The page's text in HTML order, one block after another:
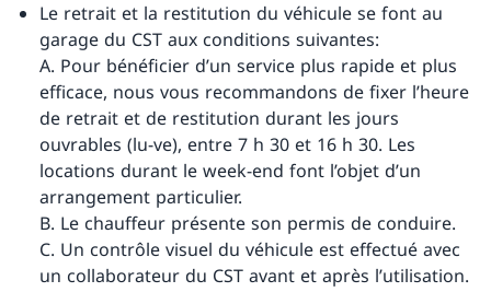
Le retrait et la restitution du véhicule se font au
garage du CST aux conditions suivantes:
A. Pour bénéficier d’un service plus rapide et plus
efficace, nous vous recommandons de fixer l’heure
de retrait et de restitution durant les jours
ouvrables (lu-ve), entre 7 h 30 et 16 h 30. Les
locations durant le week-end font l’objet d’un
arrangement particulier.
B. Le chauffeur présente son permis de conduire.
C. Un contrôle visuel du véhicule est effectué avec
un collaborateur du CST avant et après l’utilisation.